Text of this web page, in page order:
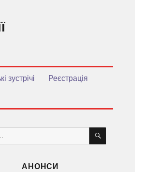
зустрічі
Реєстрація
ШУКАТИ
АНОНСИ